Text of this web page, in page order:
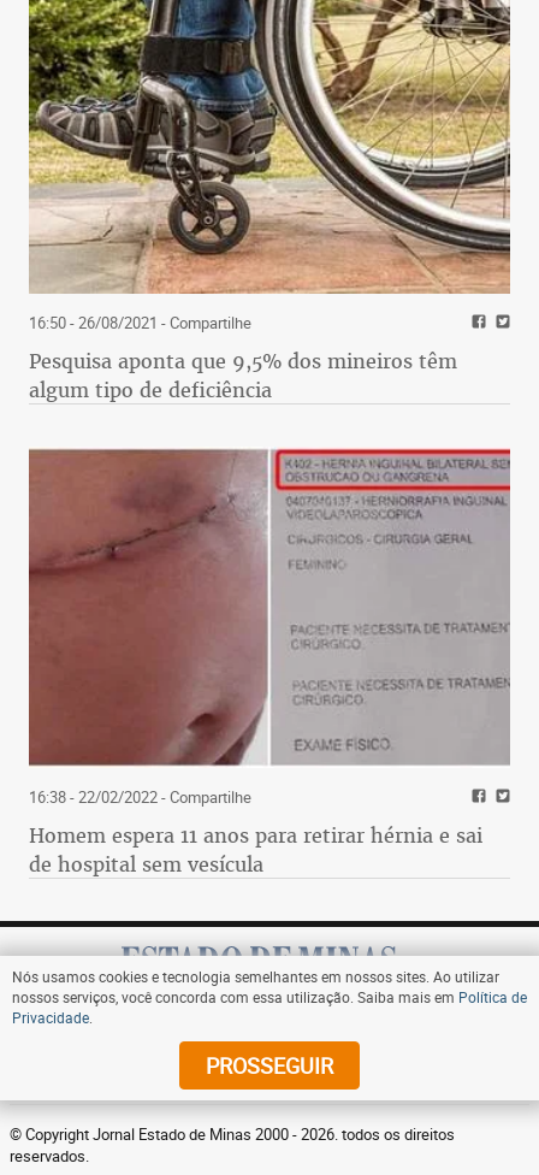
16:50 - 26/08/2021 - Compartilhe
Pesquisa aponta que 9,5% dos mineiros têm
algum tipo de deficiência
16:38 - 22/02/2022- Compartilhe
Homem espera 11 anos para retirar hérnia e sai
de hospital sem vesícula
Assine
© Copyright Jornal Estado de Minas 2000 - 2026. todos os direitos
reservados.
Nós usamos cookies e tecnologia semelhantes em nossos sites. Ao utilizar
nossos serviços, você concorda com essa utilização. Saiba mais em Política de
Privacidade
PROSSEGUIR